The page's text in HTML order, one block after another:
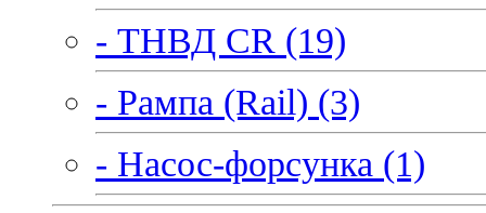
- ТНВД CR (19)
- Рампа (Rail) (3)
- Насос-форсунка (1)